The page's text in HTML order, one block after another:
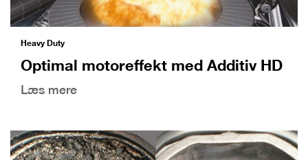
Heavy Duty
Optimal motoreffekt med Additiv HD
Læs mere